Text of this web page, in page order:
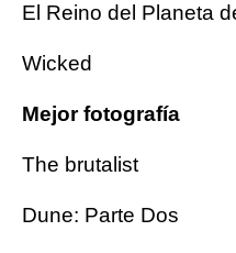
El Reino del Planeta
Wicked
Mejor fotografía
The brutalist
Dune: Parte Dos